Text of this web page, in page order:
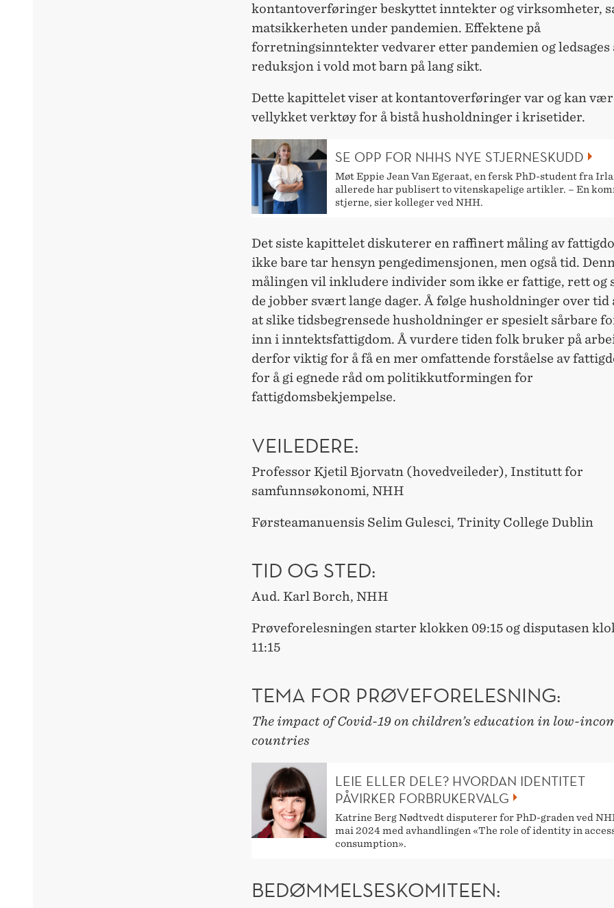
kontantoverføringer beskyttet inntekter og virksomheter,
matsikkerheten under pandemien. Effektene på
forretningsinntekter vedvarer etter pandemien og ledsages
reduksjon i vold mot barn på lang sikt.
Dette kapittelet viser at kontantoverføringer var og kan
vellykket verktøy for å bistå husholdninger i krisetider.
SE OPP FOR NHHS NYE STJERNESKUDD
Møt Eppie Jean Van Egeraat, en fersk PhD-student fra
allerede har publisert to vitenskapelige artikler. – En
stjerne, sier kolleger ved NHH.
Det siste kapittelet diskuterer en raffinert måling av
ikke bare tar hensyn pengedimensjonen, men også tid.
målingen vil inkludere individer som ikke er fattige, rett og
de jobber svært lange dager. Å følge husholdninger over tid
at slike tidsbegrensede husholdninger er spesielt sårbare
inn i inntektsfattigdom. Å vurdere tiden folk bruker på
derfor viktig for å få en mer omfattende forståelse av
for å gi egnede råd om politikkutformingen for
fattigdomsbekjempelse.
VEILEDERE:
Professor Kjetil Bjorvatn (hovedveileder), Institutt for
samfunnsøkonomi, NHH
Førsteamanuensis Selim Gulesci, Trinity College Dublin
TID OG STED:
Aud. Karl Borch, NHH
Prøveforelesningen starter klokken 09:15 og disputasen
11:15
TEMA FOR PRØVEFORELESNING:
The impact of Covid-19 on children’s education in low-
countries
LEIE ELLER DELE? HVORDAN IDENTITET
PÅVIRKER FORBRUKERVALG
Katrine Berg Nødtvedt disputerer for PhD-graden ved
mai 2024 med avhandlingen «The role of identity in
consumption».
BEDØMMELSESKOMITEEN: